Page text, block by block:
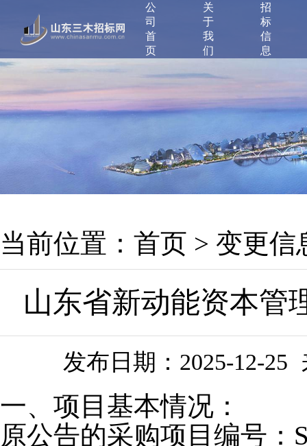
公
司
首
页
关
于
我
们
招
标
信
息
当前位置： 首页 > 变更信
山东省新动能资本管
发布日期： 2025-12-25
一、项目基本情况：
原公告的采购项目编号：